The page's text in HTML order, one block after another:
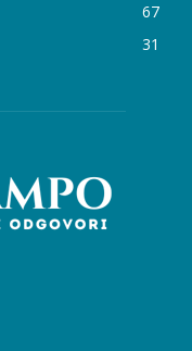
67
31